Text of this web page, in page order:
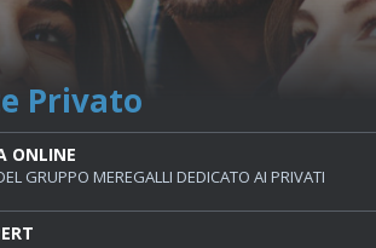
Privato
ONLINE
GRUPPO MEREGALLI DEDICATO AI PRIVATI